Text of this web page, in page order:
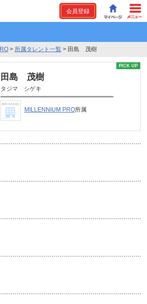
会員登録
> 所属タレント一覧 > 田島 茂樹
PICK UP
田島 茂樹
タジマ シゲキ
MILLENNIUM PRO所属